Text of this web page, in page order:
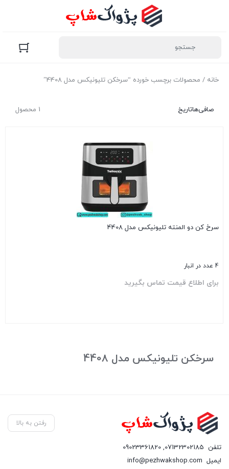
خانه / محصولات برچسب خورده “سرخکن تلیونیکس مدل 4408”
1 محصول صافی‌هاتاریخ
سرخ کن دو المنته تلیونیکس مدل 4408
4 عدد در انبار
برای اطلاع قیمت تماس بگیرید
سرخکن تلیونیکس مدل 4408
رفتن به بالا
تلفن 07132302185
,
09023361820
ایمیل info@pezhwakshop.com